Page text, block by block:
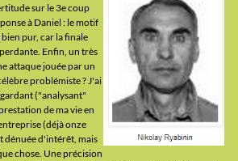
sur le 3e coup
à Daniel : le motif
pur, car la finale
Enfin, un très
attaque jouée par un
problémiste ? J'ai
("analysant"
de ma vie en
(déjà onze
dénuée d'intérêt, mais
chose. Une précision